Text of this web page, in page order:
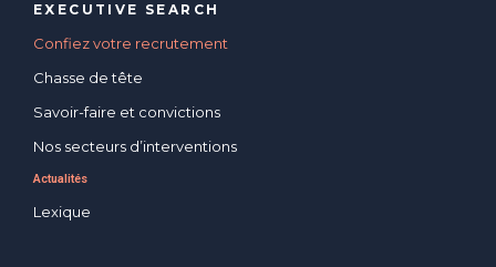
EXECUTIVE SEARCH
Confiez votre recrutement
Chasse de tête
Savoir-faire et convictions
Nos secteurs d’interventions
Actualités
Lexique